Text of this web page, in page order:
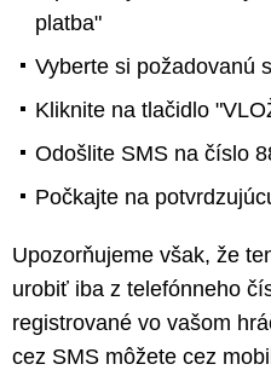
platba"
Vyberte si požadovanú
Kliknite na tlačidlo
Odošlite SMS na číslo
Počkajte na
Upozorňujeme však, že
urobiť iba z telefónneho
registrované vo vašom
cez SMS môžete cez